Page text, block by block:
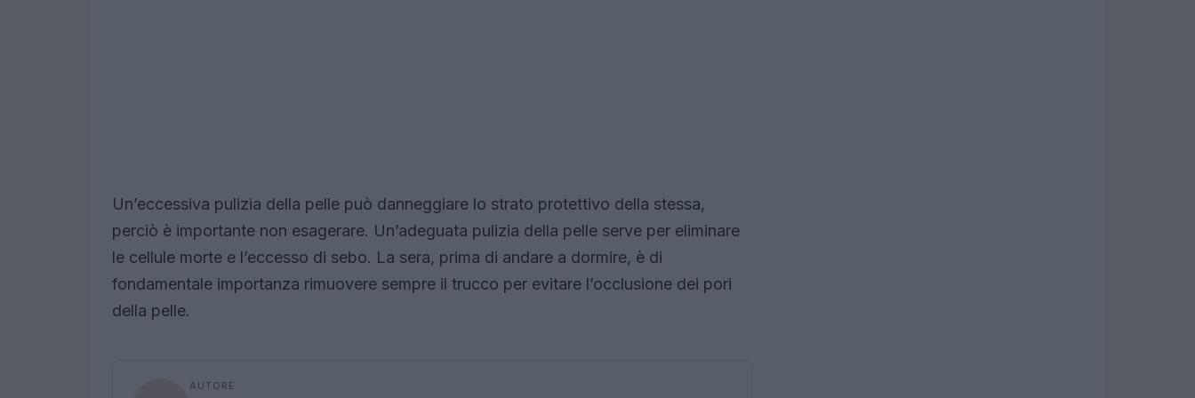
Un’eccessiva pulizia della pelle può danneggiare lo strato protettivo della stessa,
perciò è importante non esagerare. Un’adeguata pulizia della pelle serve per eliminare
le cellule morte e l’eccesso di sebo. La sera, prima di andare a dormire, è di
fondamentale importanza rimuovere sempre il trucco per evitare l’occlusione dei pori
della pelle.
AUTORE